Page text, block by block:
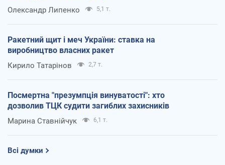
Олександр Липенко 5,1 т.
Ракетний щит і меч України: ставка на
виробництво власних ракет
Кирило Татарінов 2,7 т.
Посмертна "презумпція винуватості": хто
дозволив ТЦК судити загиблих захисників
Марина Ставнійчук 6,1 т.
Всі думки